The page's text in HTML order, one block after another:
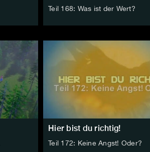
Teil 168: Was ist der Wert?
Hier bist du richtig!
Teil 172: Keine Angst! Oder?